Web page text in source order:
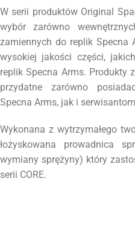
W serii produktów Original
wybór zarówno
zamiennych do replik Specna
wysokiej jakości części,
replik Specna Arms. Produkty
przydatne zarówno
Specna Arms, jak i
Wykonana z wytrzymałego
łożyskowana prowadnica
wymiany sprężyny) który
serii CORE.